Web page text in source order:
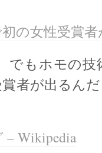
の女性受賞
もホモの技
者が出るん
– Wikipedia